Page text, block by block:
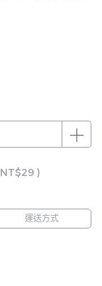
NT$29 )
運送方式